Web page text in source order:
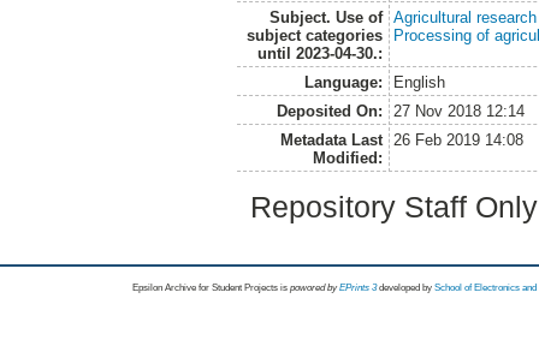
Subject. Use of
subject categories
until 2023-04-30.:
Agricultural research
Processing of
Language:
English
Deposited On:
27 Nov 2018 12:14
Metadata Last
Modified:
26 Feb 2019 14:08
Repository Staff
Epsilon Archive for Student Projects is powored byEPrints 3 developed by School of Electronics